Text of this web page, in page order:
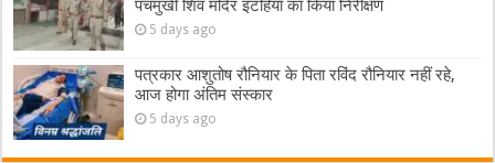
पंचमुखी शिव मंदिर इटहिया का किया निरीक्षण
5 days ago
पत्रकार आशुतोष रौनियार के पिता रविंद रौनियार नहीं रहे,
आज होगा अंतिम संस्कार
5 days ago